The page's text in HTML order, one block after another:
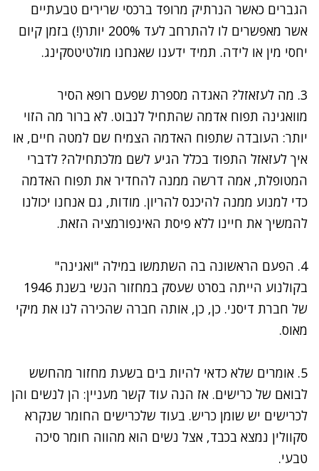
הגברים כאשר הנרתיק מרופד ברכסי שרירים טבעתיים
אשר מאפשרים לו להתרחב לעד 200% יותר(!) בזמן קיום
יחסי מין או לידה. תמיד ידענו שאנחנו מולטיטסקינג.
3. מה לעזאזל? האגדה מספרת שפעם
רופא הסיר
מוואגינה תפוח אדמה שהתחיל לנבוט. לא ברור מה הזוי
יותר: העובדה שתפוח האדמה הצמיח שם למטה חיים, או
איך לעזאזל התפוד בכלל הגיע לשם מלכתחילה? לדברי
המטופלת, אמה דרשה ממנה להחדיר את תפוח האדמה
כדי למנוע ממנה להיכנס להריון. מודות, גם אנחנו יכולנו
להמשיך את חיינו ללא פיסת האינפורמציה הזאת.
4. הפעם הראשונה בה השתמשו במילה "ואגינה"
בקולנוע הייתה בסרט שעסק במחזור הנשי בשנת 1946
של חברת דיסני. כן, כן, אותה חברה שהכירה לנו את מיקי
מאוס.
5. אומרים שלא כדאי להיות בים בשעת מחזור מהחשש
לבואם של כרישים. אז הנה עוד קשר מעניין: הן לנשים והן
לכרישים יש שומן כריש. בעוד שלכרישים החומר שנקרא
סקוולין נמצא בכבד, אצל נשים הוא מהווה חומר סיכה
טבעי.